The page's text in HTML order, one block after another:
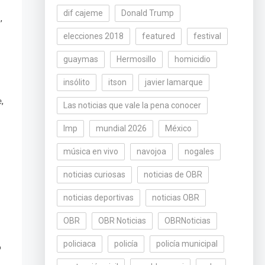
,
,
dif cajeme Donald Trump
elecciones 2018 featured festival
guaymas Hermosillo homicidio
insólito itson javier lamarque
Las noticias que vale la pena conocer
lmp mundial 2026 México
música en vivo navojoa nogales
noticias curiosas noticias de OBR
noticias deportivas noticias OBR
OBR OBR Noticias OBRNoticias
policiaca policía policía municipal